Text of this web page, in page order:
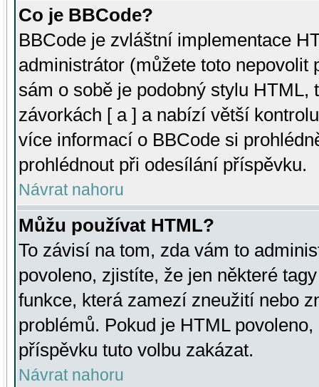
Co je BBCode?
BBCode je zvláštní implementace
administrátor (můžete toto
sám o sobě je podobný stylu HTML,
závorkách [ a ] a nabízí větší
více informací o BBCode si
prohlédnout při odesílání příspěvku.
Návrat nahoru
Můžu používat HTML?
To závisí na tom, zda vám to
povoleno, zjistíte, že jen některé
funkce, která zamezí zneužití nebo
problémů. Pokud je HTML
příspěvku tuto volbu zakázat.
Návrat nahoru